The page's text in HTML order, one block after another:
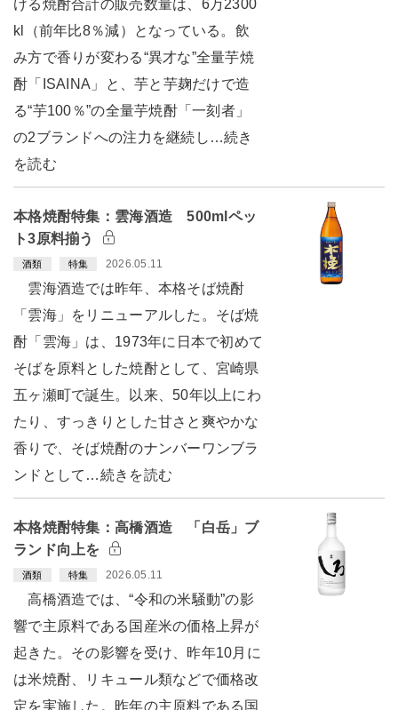
ける焼酎合計の販売数量は、6万2300
kl（前年比8％減）となっている。飲
み方で香りが変わる“異才な”全量芋焼
酎「ISAINA」と、芋と芋麹だけで造
る“芋100％”の全量芋焼酎「一刻者」
の2ブランドへの注力を継続し…続き
を読む
本格焼酎特集：雲海酒造 500mlペッ
ト3原料揃う
酒類 特集 2026.05.11
雲海酒造では昨年、本格そば焼酎
「雲海」をリニューアルした。そば焼
酎「雲海」は、1973年に日本で初めて
そばを原料とした焼酎として、宮崎県
五ヶ瀬町で誕生。以来、50年以上にわ
たり、すっきりとした甘さと爽やかな
香りで、そば焼酎のナンバーワンブラ
ンドとして…続きを読む
本格焼酎特集：高橋酒造 「白岳」ブ
ランド向上を
酒類 特集 2026.05.11
高橋酒造では、“令和の米騒動”の影
響で主原料である国産米の価格上昇が
起きた。その影響を受け、昨年10月に
は米焼酎、リキュール類などで価格改
定を実施した。昨年の主原料である国